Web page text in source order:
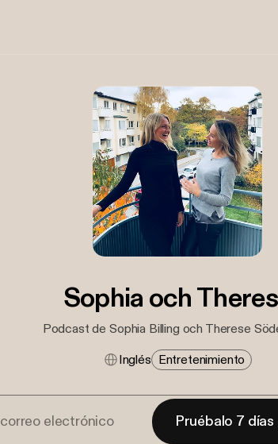
Sophia och
Podcast de Sophia Billing och Therese
Inglés Entretenimiento
Pruébalo 7